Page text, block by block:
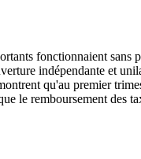
fonctionnaient sans
indépendante et
qu'au premier
le remboursement des